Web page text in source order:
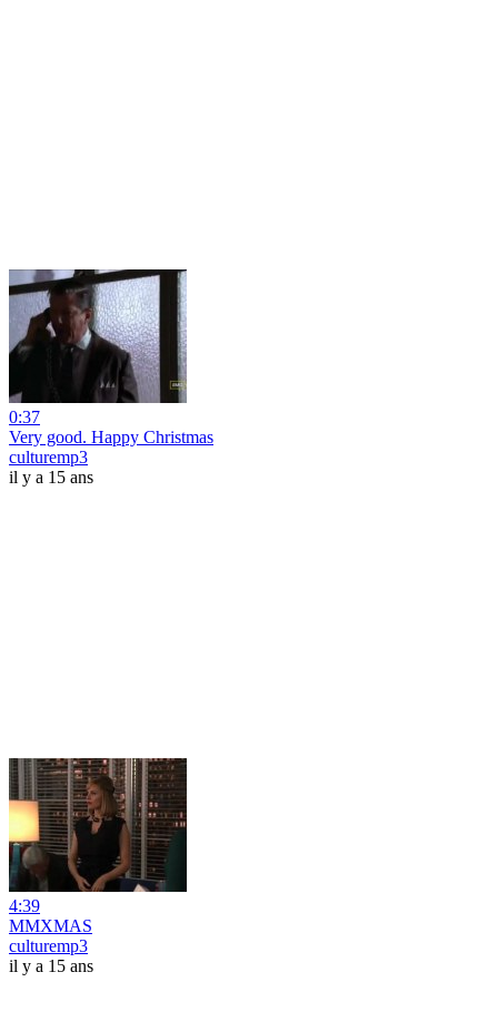
0:37
Very good. Happy Christmas
culturemp3
il y a 15 ans
4:39
MMXMAS
culturemp3
il y a 15 ans